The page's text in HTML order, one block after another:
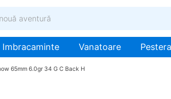
Imbracaminte Vanatoare
65mm 6.0gr 34 G C Back H